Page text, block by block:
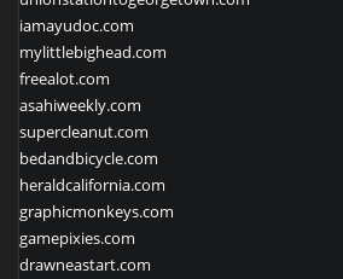
iamayudoc.com
mylittlebighead.com
freealot.com
asahiweekly.com
supercleanut.com
bedandbicycle.com
heraldcalifornia.com
graphicmonkeys.com
gamepixies.com
drawneastart.com